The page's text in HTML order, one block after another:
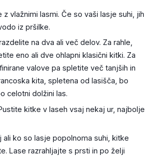
z vlažnimi lasmi. Če so vaši lasje suhi, jih
iz pršilke.
na dva ali več delov. Za rahle,
eno ali dve ohlapni klasični kitki. Za
valove pa spletite več tanjših in
kita, spletena od lasišča, bo
celotni dolžini las.
kitke v laseh vsaj nekaj ur, najbolje
ali ko so lasje popolnoma suhi, kitke
Lase razrahljajte s prsti in po želji